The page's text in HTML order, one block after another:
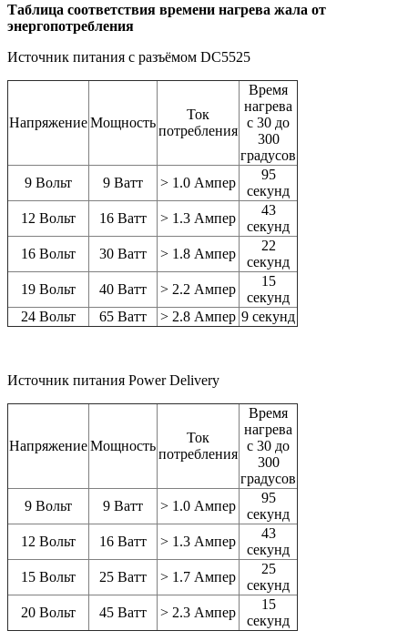
Таблица соответствия времени нагрева жала от
энергопотребления
Источник питания с разъёмом DC5525
НапряжениеМощность
Ток
потребления
Время
нагрева
с 30 до
300
градусов
9 Вольт
9 Ватт > 1.0 Ампер
95
секунд
12 Вольт
16 Ватт > 1.3 Ампер
43
секунд
16 Вольт
30 Ватт > 1.8 Ампер
22
секунд
19 Вольт
40 Ватт > 2.2 Ампер
15
секунд
24 Вольт
65 Ватт > 2.8 Ампер 9 секунд
Источник питания Power Delivery
НапряжениеМощность
Ток
потребления
Время
нагрева
с 30 до
300
градусов
9 Вольт
9 Ватт > 1.0 Ампер
95
секунд
12 Вольт
16 Ватт > 1.3 Ампер
43
секунд
15 Вольт
25 Ватт > 1.7 Ампер
25
секунд
20 Вольт
45 Ватт > 2.3 Ампер
15
секунд